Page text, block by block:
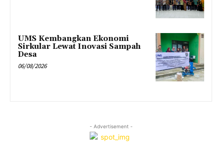
UMS Kembangkan Ekonomi
Sirkular Lewat Inovasi Sampah
Desa
06/08/2026
- Advertisement -